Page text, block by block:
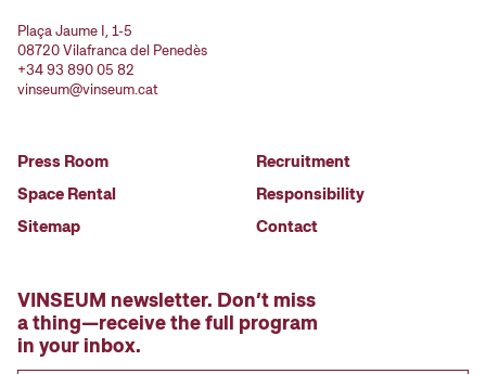
Plaça Jaume I, 1-5
08720 Vilafranca del Penedès
+34 93 890 05 82
vinseum@vinseum.cat
Press Room
Space Rental
Sitemap
Recruitment
Responsibility
Contact
VINSEUM newsletter. Don’t miss
a thing—receive the full program
in your inbox.